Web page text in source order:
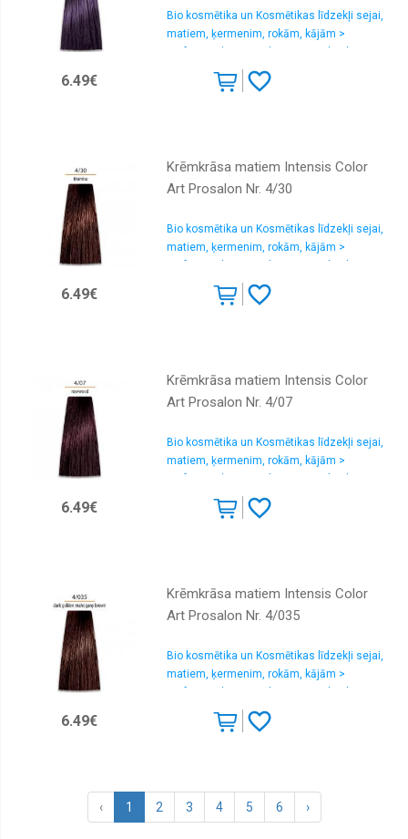
Bio kosmētika un Kosmētikas līdzekļi sejai,
matiem, ķermenim, rokām, kājām >
6.49€
Krēmkrāsa matiem Intensis Color
Art Prosalon Nr. 4/30
Bio kosmētika un Kosmētikas līdzekļi sejai,
matiem, ķermenim, rokām, kājām >
6.49€
Krēmkrāsa matiem Intensis Color
Art Prosalon Nr. 4/07
Bio kosmētika un Kosmētikas līdzekļi sejai,
matiem, ķermenim, rokām, kājām >
6.49€
Krēmkrāsa matiem Intensis Color
Art Prosalon Nr. 4/035
Bio kosmētika un Kosmētikas līdzekļi sejai,
matiem, ķermenim, rokām, kājām >
6.49€
‹ 1 2 3 4 5 6 ›